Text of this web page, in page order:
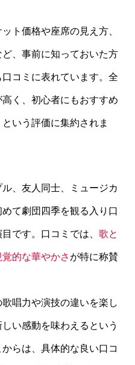
ト価格や座席の見え方、
、事前に知っておいた方
コミに表れています。全
く、初心者にもおすすめ
いう評価に集約されま
、友人同士、ミュージカ
て劇団四季を観る入り口
です。口コミでは、 歌と
的な華やかさ が特に称賛
唱力や演技の違いを楽し
い感動を味わえるという
らは、具体的な良い口コ